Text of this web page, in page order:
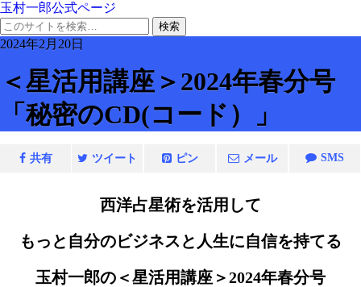
玉村一郎公式ページ
2024年2月20日
＜星活用講座＞2024年春分号
「秘密のCD(コード）」
共有 ツイート ピン メール SMS
西洋占星術を活用して
もっと自分のビジネスと人生に自信を持てる
玉村一郎の＜星活用講座＞2024年春分号